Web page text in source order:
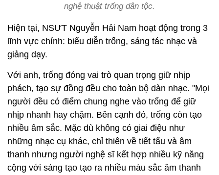
nghệ thuật trống dân tộc.
Hiện tại, NSƯT Nguyễn Hải Nam hoạt động trong 3
lĩnh vực chính: biểu diễn trống, sáng tác nhạc và
giảng dạy.
Với anh, trống đóng vai trò quan trọng giữ nhịp
phách, tạo sự đồng đều cho toàn bộ dàn nhạc. "Mọi
người đều có điểm chung nghe vào trống để giữ
nhịp nhanh hay chậm. Bên cạnh đó, trống còn tạo
nhiều âm sắc. Mặc dù không có giai điệu như
những nhạc cụ khác, chỉ thiên về tiết tấu và âm
thanh nhưng người nghệ sĩ kết hợp nhiều kỹ năng
cộng với sáng tạo tạo ra nhiều màu sắc âm thanh